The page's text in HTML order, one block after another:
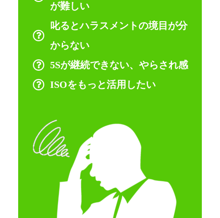
が難しい
叱るとハラスメントの境目が分
からない
5Sが継続できない、やらされ感
ISOをもっと活用したい